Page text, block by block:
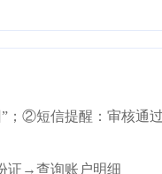
；②短信提醒：审核通
证→查询账户明细